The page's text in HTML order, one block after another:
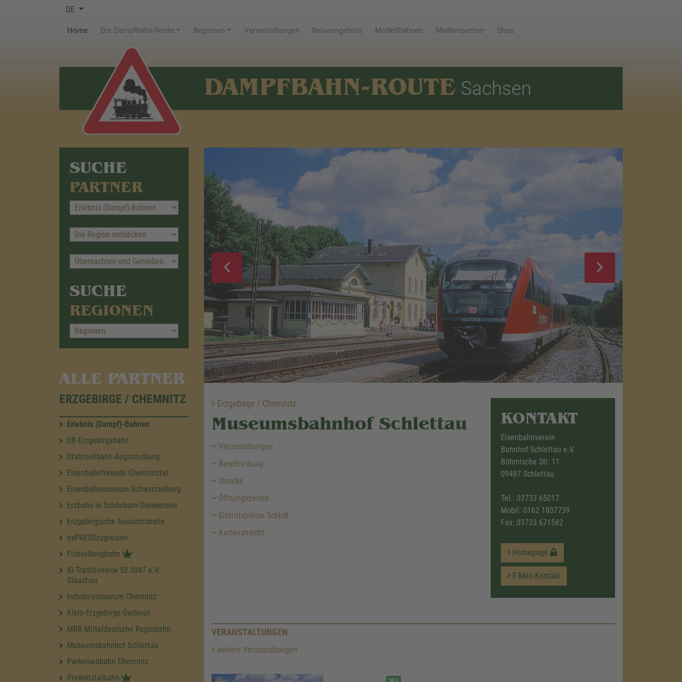
DE
Home(current)Die Dampfbahn-Route Regionen Veranstaltungen Reiseangebote Modellbahnen Medienpartner Shop
DAMPFBAHN-ROUTE Sachsen
SUCHE
PARTNER
SUCHE
REGIONEN
ALLE PARTNER
ERZGEBIRGE / CHEMNITZ
Erlebnis (Dampf)-Bahnen
DB-Erzgebirgsbahn
Drahtseilbahn Augustusburg
Eisenbahnfreunde Chemnitztal
Eisenbahnmuseum Schwarzenberg
Erzbahn in Schönborn-Dreiwerden
Erzgebirgische Aussichtsbahn
exPRESSzugreisen
Fichtelbergbahn
IG Traditionslok 58 3047 e.V.
Glauchau
Industriemuseum Chemnitz
Klein-Erzgebirge Oederan
MRB Mitteldeutsche Regiobahn
Museumsbahnhof Schlettau
Parkeisenbahn Chemnitz
Preßnitztalbahn
Erzgebirge / Chemnitz
Museumsbahnhof Schlettau
Veranstaltungen
Beschreibung
Strecke
Öffnungszeiten
Eintrittspreise Schloß
Kartenansicht
KONTAKT
Eisenbahnverein
Bahnhof Schlettau e.V.
Böhmische Str. 11
09487 Schlettau
Tel.: 03733 65017
Mobil: 0162 1807739
Fax: 03733 671582
Homepage
E-Mail-Kontakt
VERANSTALTUNGEN
weitere Veranstaltungen
NEU